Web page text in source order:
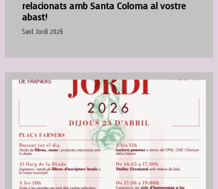
relacionats amb Santa Coloma al vostre
abast!
Sant Jordi 2026